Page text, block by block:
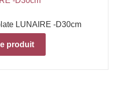
LUNAIRE -D30cm
produit